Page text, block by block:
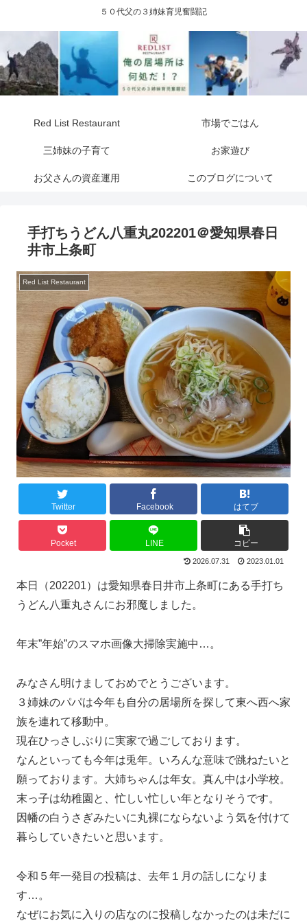
５０代父の３姉妹育児奮闘記
Red List Restaurant 市場でごはん
三姉妹の子育て お家遊び
お父さんの資産運用 このブログについて
手打ちうどん八重丸202201＠愛知県春日
井市上条町
Red List Restaurant
Twitter Facebook はてブ
Pocket LINE コピー
2026.07.31 2023.01.01
本日（202201）は愛知県春日井市上条町にある手打ち
うどん八重丸さんにお邪魔しました。
年末”年始”のスマホ画像大掃除実施中…。
みなさん明けましておめでとうございます。
３姉妹のパパは今年も自分の居場所を探して東へ西へ家
族を連れて移動中。
現在ひっさしぶりに実家で過ごしております。
なんといっても今年は兎年。いろんな意味で跳ねたいと
願っております。大姉ちゃんは年女。真ん中は小学校。
末っ子は幼稚園と、忙しい忙しい年となりそうです。
因幡の白うさぎみたいに丸裸にならないよう気を付けて
暮らしていきたいと思います。
令和５年一発目の投稿は、去年１月の話しになりま
す…。
なぜにお気に入りの店なのに投稿しなかったのは未だに